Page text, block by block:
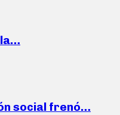
la…
social frenó…